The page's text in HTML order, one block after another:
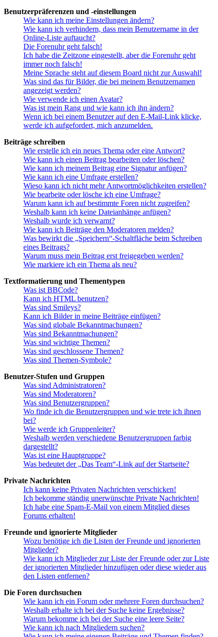
Benutzerpräferenzen und -einstellungen
Wie kann ich meine Einstellungen ändern?
Wie kann ich verhindern, dass mein Benutzername in der
Online-Liste auftaucht?
Die Forenuhr geht falsch!
Ich habe die Zeitzone eingestellt, aber die Forenuhr geht
immer noch falsch!
Meine Sprache steht auf diesem Board nicht zur Auswahl!
Was sind das für Bilder, die bei meinem Benutzernamen
angezeigt werden?
Wie verwende ich einen Avatar?
Was ist mein Rang und wie kann ich ihn ändern?
Wenn ich bei einem Benutzer auf den E-Mail-Link klicke,
werde ich aufgefordert, mich anzumelden.
Beiträge schreiben
Wie erstelle ich ein neues Thema oder eine Antwort?
Wie kann ich einen Beitrag bearbeiten oder löschen?
Wie kann ich meinem Beitrag eine Signatur anfügen?
Wie kann ich eine Umfrage erstellen?
Wieso kann ich nicht mehr Antwortmöglichkeiten erstellen?
Wie bearbeite oder lösche ich eine Umfrage?
Warum kann ich auf bestimmte Foren nicht zugreifen?
Weshalb kann ich keine Dateianhänge anfügen?
Weshalb wurde ich verwarnt?
Wie kann ich Beiträge den Moderatoren melden?
Was bewirkt die „Speichern“-Schaltfläche beim Schreiben
eines Beitrags?
Warum muss mein Beitrag erst freigegeben werden?
Wie markiere ich ein Thema als neu?
Textformatierung und Thementypen
Was ist BBCode?
Kann ich HTML benutzen?
Was sind Smileys?
Kann ich Bilder in meine Beiträge einfügen?
Was sind globale Bekanntmachungen?
Was sind Bekanntmachungen?
Was sind wichtige Themen?
Was sind geschlossene Themen?
Was sind Themen-Symbole?
Benutzer-Stufen und Gruppen
Was sind Administratoren?
Was sind Moderatoren?
Was sind Benutzergruppen?
Wo finde ich die Benutzergruppen und wie trete ich ihnen
bei?
Wie werde ich Gruppenleiter?
Weshalb werden verschiedene Benutzergruppen farbig
dargestellt?
Was ist eine Hauptgruppe?
Was bedeutet der „Das Team“-Link auf der Startseite?
Private Nachrichten
Ich kann keine Privaten Nachrichten verschicken!
Ich bekomme ständig unerwünschte Private Nachrichten!
Ich habe eine Spam-E-Mail von einem Mitglied dieses
Forums erhalten!
Freunde und ignorierte Mitglieder
Wozu benötige ich die Listen der Freunde und ignorierten
Mitglieder?
Wie kann ich Mitglieder zur Liste der Freunde oder zur Liste
der ignorierten Mitglieder hinzufügen oder diese wieder aus
den Listen entfernen?
Die Foren durchsuchen
Wie kann ich ein Forum oder mehrere Foren durchsuchen?
Weshalb erhalte ich bei der Suche keine Ergebnisse?
Warum bekomme ich bei der Suche eine leere Seite?
Wie kann ich nach Mitgliedern suchen?